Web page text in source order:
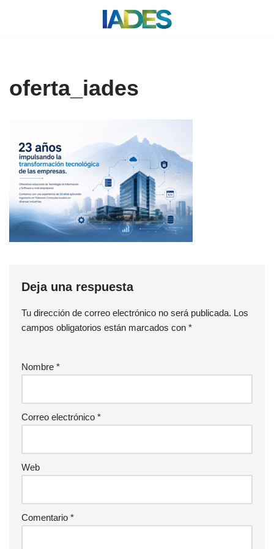
oferta_iades
Deja una respuesta
Tu dirección de correo electrónico no será publicada. Los
campos obligatorios están marcados con *
Nombre *
Correo electrónico *
Web
Comentario *